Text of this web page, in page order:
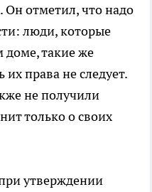
отметил, что надо
люди, которые
такие же
права не следует.
не получили
только о своих
утверждении